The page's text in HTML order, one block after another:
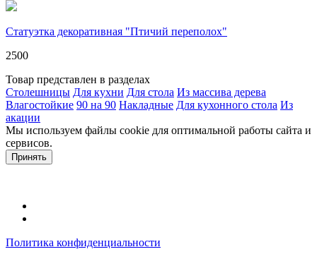
Статуэтка декоративная "Птичий переполох"
2500
Товар представлен в разделах
Столешницы Для кухни Для стола Из массива дерева
Влагостойкие 90 на 90 Накладные Для кухонного стола Из
акации
Мы используем файлы cookie для оптимальной работы сайта и
сервисов.
Принять
Политика конфиденциальности